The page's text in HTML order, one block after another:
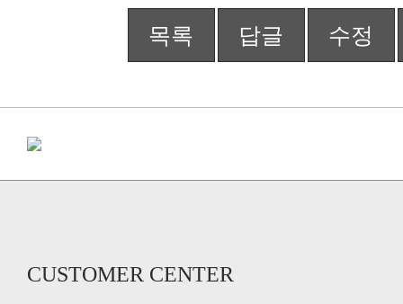
목록 답글 수정
CUSTOMER CENTER